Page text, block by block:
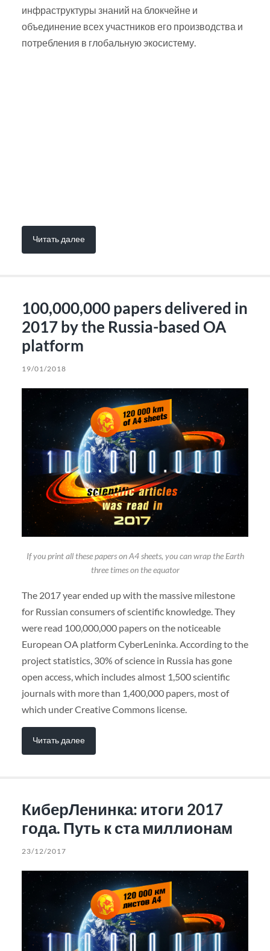
инфраструктуры знаний на блокчейне и
объединение всех участников его производства и
потребления в глобальную экосистему.
Читать далее
100,000,000 papers delivered in
2017 by the Russia-based OA
platform
19/01/2018
If you print all these papers on A4 sheets, you can wrap the Earth
three times on the equator
The 2017 year ended up with the massive milestone
for Russian consumers of scientific knowledge. They
were read 100,000,000 papers on the noticeable
European OA platform CyberLeninka. According to the
project statistics, 30% of science in Russia has gone
open access, which includes almost 1,500 scientific
journals with more than 1,400,000 papers, most of
which under Creative Commons license.
Читать далее
КиберЛенинка: итоги 2017
года. Путь к ста миллионам
23/12/2017